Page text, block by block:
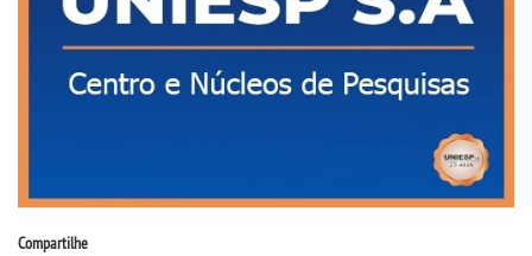
MENSALIDADES
CURSOS
LICENCIATURAS
Compartilhe